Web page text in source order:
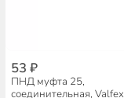
53 ₽
ПНД муфта 25,
соединительная, Valfex